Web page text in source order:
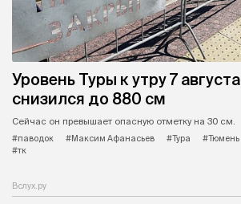
Уровень Туры к утру 7 августа
снизился до 880 см
Сейчас он превышает опасную отметку на 30 см.
#паводок
#Максим Афанасьев #Тура #Тюмень
#тк
Вслух.ру